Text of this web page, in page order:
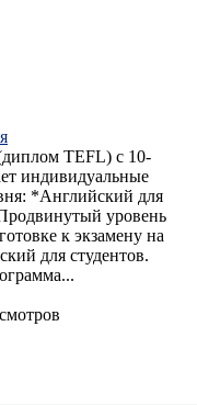
TEFL) с 10-
индивидуальные
*Английский для
уровень
к экзамену на
для студентов.